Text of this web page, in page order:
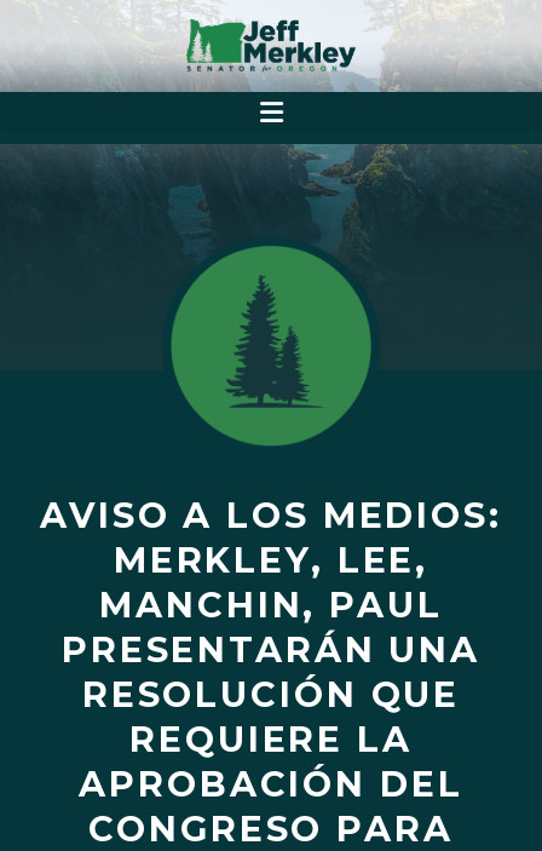
AVISO A LOS MEDIOS:
MERKLEY, LEE,
MANCHIN, PAUL
PRESENTARÁN UNA
RESOLUCIÓN QUE
REQUIERE LA
APROBACIÓN DEL
CONGRESO PARA